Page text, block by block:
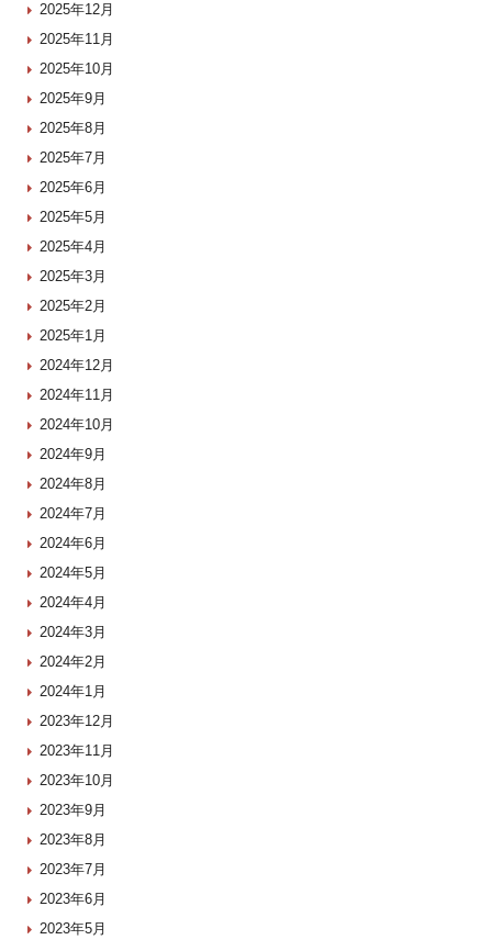
2025年12月
2025年11月
2025年10月
2025年9月
2025年8月
2025年7月
2025年6月
2025年5月
2025年4月
2025年3月
2025年2月
2025年1月
2024年12月
2024年11月
2024年10月
2024年9月
2024年8月
2024年7月
2024年6月
2024年5月
2024年4月
2024年3月
2024年2月
2024年1月
2023年12月
2023年11月
2023年10月
2023年9月
2023年8月
2023年7月
2023年6月
2023年5月